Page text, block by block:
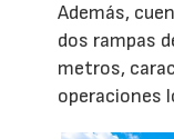
Además,
dos rampas
metros,
operaciones